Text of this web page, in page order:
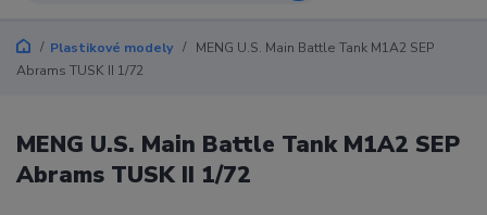
Plastikové modely
MENG U.S. Main Battle Tank M1A2 SEP
Abrams TUSK II 1/72
MENG U.S. Main Battle Tank M1A2 SEP
Abrams TUSK II 1/72